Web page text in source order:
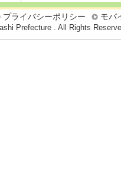
プライバシーポリシー モバ
Prefecture . All Rights